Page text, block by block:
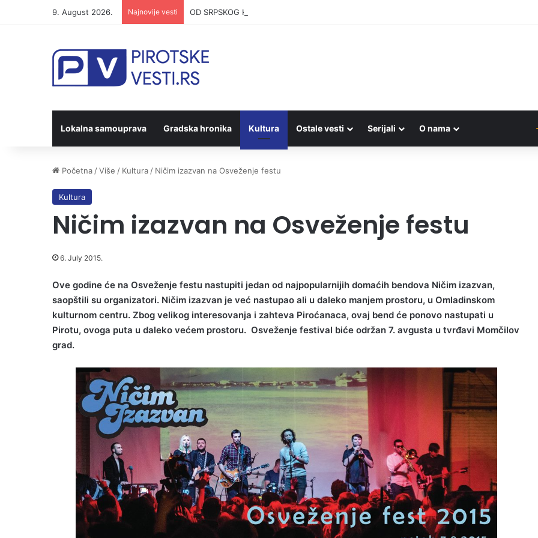
9. August 2026. Najnovije vesti OD SRPSKOG KOLA DO KUMBIJE: Folkloraši iz sedam zemalja održali javni čas na Trgu
Lokalna samouprava Gradska hronika Kultura Ostale vesti Serijali O nama
Početna /Više / Kultura / Ničim izazvan na Osveženje festu
Kultura
Ničim izazvan na Osveženje festu
6. July 2015.
Ove godine će na Osveženje festu nastupiti jedan od najpopularnijih domaćih bendova Ničim izazvan,
saopštili su organizatori. Ničim izazvan je već nastupao ali u daleko manjem prostoru, u Omladinskom
kulturnom centru. Zbog velikog interesovanja i zahteva Piroćanaca, ovaj bend će ponovo nastupati u
Pirotu, ovoga puta u daleko većem prostoru. Osveženje festival biće održan 7. avgusta u tvrđavi Momčilov
grad.